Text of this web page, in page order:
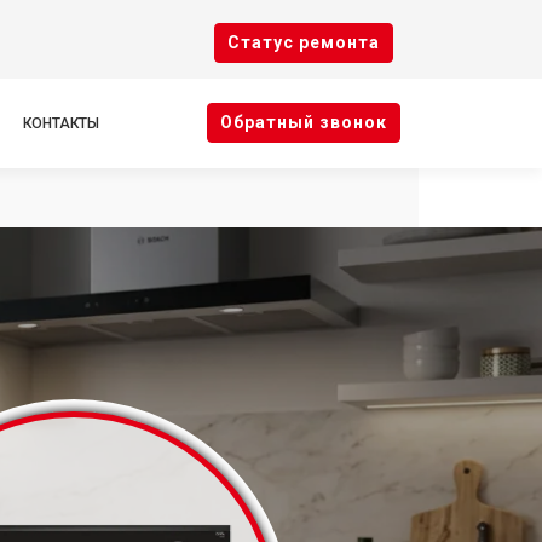
Cтатус ремонта
КОНТАКТЫ Oбратный звонок